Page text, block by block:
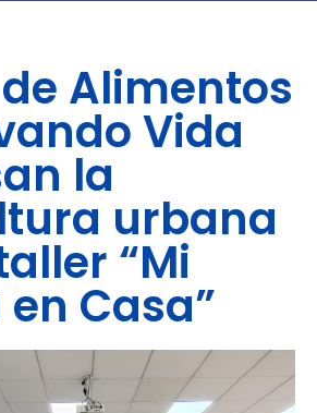
Alimentos
Vida
la
urbana
“Mi
Casa”